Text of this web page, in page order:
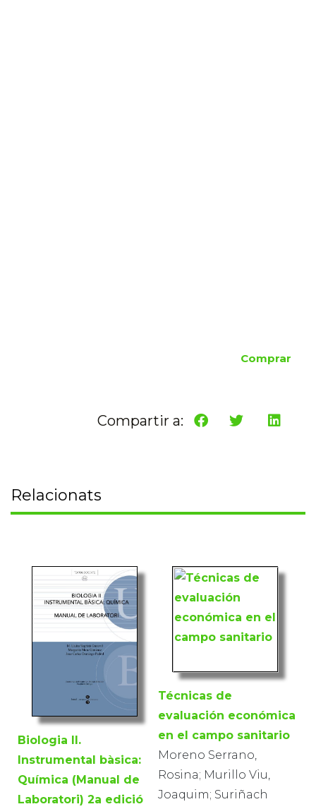
Comprar
Compartir a:
Relacionats
Biologia II.
Instrumental bàsica:
Química (Manual de
Laboratori) 2a edició
Técnicas de
evaluación económica
en el campo sanitario
Moreno Serrano,
Rosina; Murillo Viu,
Joaquim; Suriñach